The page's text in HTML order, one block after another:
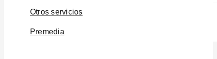
Otros servicios
Premedia